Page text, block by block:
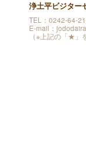
浄土平ビジター
TEL：0242-64-
E-mail：
（※上記の「★」